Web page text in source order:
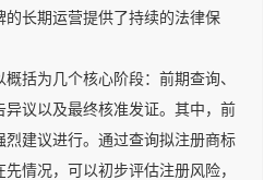
长期运营提供了持续的法律保
为几个核心阶段：前期查询、
异议以及最终核准发证。其中，前
建议进行。通过查询拟注册商标
情况，可以初步评估注册风险，